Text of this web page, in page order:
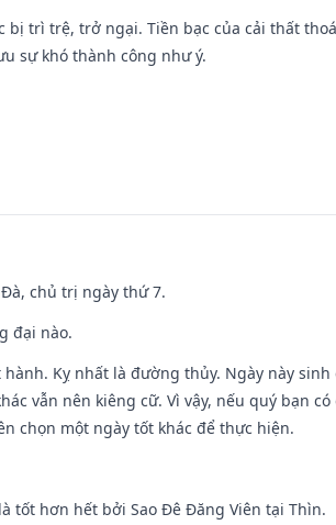
bị trì trệ, trở ngại. Tiền bạc của cải thất
sự khó thành công như ý.
Đà, chủ trị ngày thứ 7.
đại nào.
Kỵ nhất là đường thủy. Ngày này
vẫn nên kiêng cữ. Vì vậy, nếu quý bạn
chọn một ngày tốt khác để thực hiện.
tốt hơn hết bởi Sao Đê Đăng Viên tại Thìn.